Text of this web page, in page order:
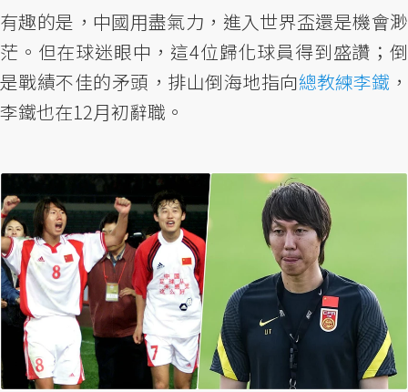
有趣的是，中國用盡氣力，進入世界盃還是機會渺
茫。但在球迷眼中，這4位歸化球員得到盛讚；倒
是戰績不佳的矛頭，排山倒海地指向總教練李鐵 ，
李鐵也在12月初辭職。